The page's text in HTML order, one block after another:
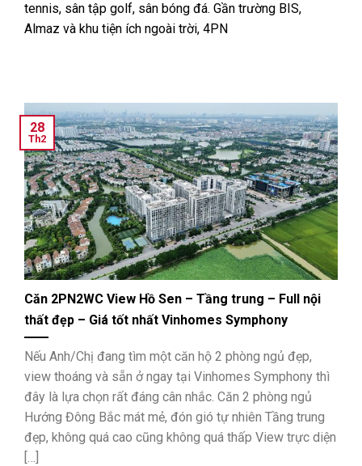
tennis, sân tập golf, sân bóng đá. Gần trường BIS,
Almaz và khu tiện ích ngoài trời, 4PN
28
Th2
Căn 2PN2WC View Hồ Sen – Tầng trung – Full nội
thất đẹp – Giá tốt nhất Vinhomes Symphony
Nếu Anh/Chị đang tìm một căn hộ 2 phòng ngủ đẹp,
view thoáng và sẵn ở ngay tại Vinhomes Symphony thì
đây là lựa chọn rất đáng cân nhắc. Căn 2 phòng ngủ
Hướng Đông Bắc mát mẻ, đón gió tự nhiên Tầng trung
đẹp, không quá cao cũng không quá thấp View trực diện
[…]